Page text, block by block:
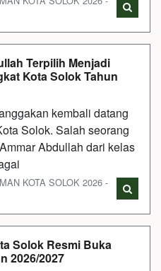
Terpilih Menjadi
Kota Solok Tahun
kembali datang
Solok. Salah seorang
Abdullah dari kelas
KOTA SOLOK 2026 -
Solok Resmi Buka
2026/2027